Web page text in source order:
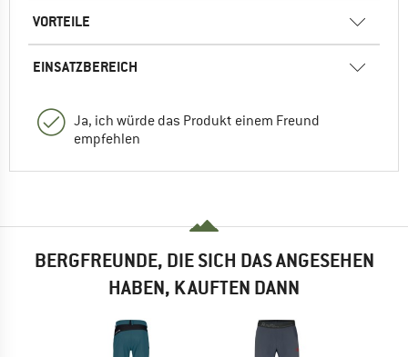
VORTEILE
EINSATZBEREICH
Ja, ich würde das Produkt einem Freund
empfehlen
BERGFREUNDE, DIE SICH DAS ANGESEHEN
HABEN, KAUFTEN DANN